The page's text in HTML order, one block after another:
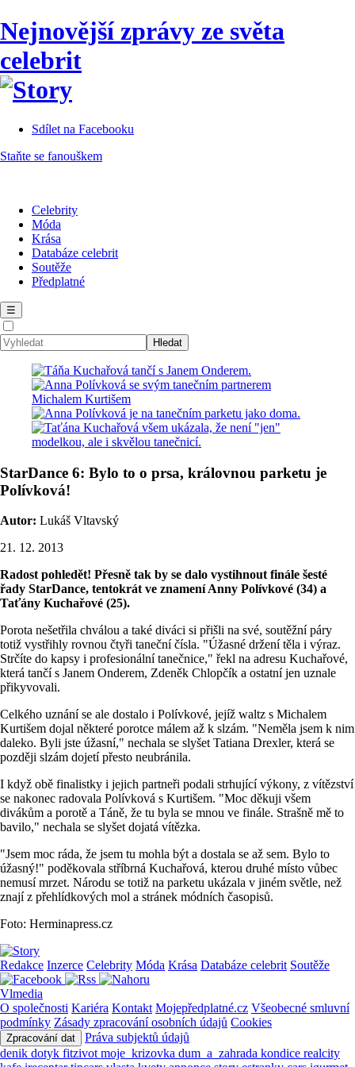
Nejnovější zprávy ze světa
celebrit
Sdílet na Facebooku
Staňte se fanouškem
Celebrity
Móda
Krása
Databáze celebrit
Soutěže
Předplatné
☰
StarDance 6: Bylo to o prsa, královnou parketu je
Polívková!
Autor: Lukáš Vltavský
21. 12. 2013
Radost pohledět! Přesně tak by se dalo vystihnout finále šesté
řady StarDance, tentokrát ve znamení Anny Polívkové (34) a
Taťány Kuchařové (25).
Porota nešetřila chválou a také diváci si přišli na své, soutěžní páry
totiž vystřihly rovnou čtyři taneční čísla. "Úžasné držení těla i výraz.
Strčíte do kapsy i profesionální tanečnice," řekl na adresu Kuchařové,
která tančí s Janem Onderem, Zdeněk Chlopčík a ostatní jen uznale
přikyvovali.
Celkého uznání se ale dostalo i Polívkové, jejíž waltz s Michalem
Kurtišem dojal některé porotce málem až k slzám. "Neměla jsem k nim
daleko. Byli jste úžasní," nechala se slyšet Tatiana Drexler, která se
později slzám dojetí přesto neubránila.
I když obě finalistky i jejich partneři podali strhující výkony, z vítězství
se nakonec radovala Polívková s Kurtišem. "Moc děkuji všem
divákům a porotě a Táně, že tu byla se mnou ve finále. Strašně mě to
bavilo," nechala se slyšet dojatá vítězka.
"Jsem moc ráda, že jsem tu mohla být a dostala se až sem. Bylo to
úžasný!" poděkovala stříbrná Kuchařová, kterou druhé místo vůbec
nemusí mrzet. Národu se totiž na parketu ukázala v jiném světle, než
znají z přehlídkových mol a stránek módních časopisů.
Foto: Herminapress.cz
Redakce Inzerce Celebrity Móda Krása Databáze celebrit Soutěže
Vlmedia
O společnosti Kariéra Kontakt Mojepředplatné.cz Všeobecné smluvní
podmínky Zásady zpracování osobních údajů Cookies
Zpracování dat
Práva subjektů údajů
denik dotyk fitzivot moje_krizovka dum_a_zahrada kondice realcity